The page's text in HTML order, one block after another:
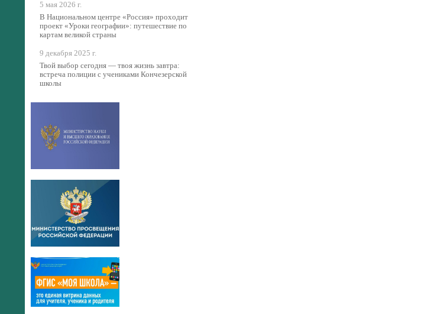
5 мая 2026 г.
В Национальном центре «Россия» проходит
проект «Уроки географии»: путешествие по
картам великой страны
9 декабря 2025 г.
Твой выбор сегодня — твоя жизнь завтра:
встреча полиции с учениками Кончезерской
школы